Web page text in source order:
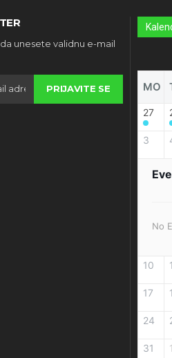
unesete validnu e-mail
PRIJAVITE SE MO
27
3
No
10
17
24
31 1